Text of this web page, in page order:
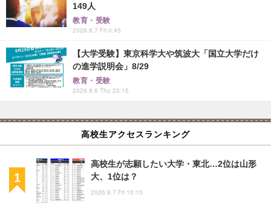
149人
教育・受験
2026.8.7 Fri 0:45
【大学受験】東京科学大や筑波大「国立大学だけ
の進学説明会」8/29
教育・受験
2026.8.6 Thu 23:15
高校生アクセスランキング
高校生が志願したい大学・東北…2位は山形
大、1位は？
2026.8.7 Fri 10:15